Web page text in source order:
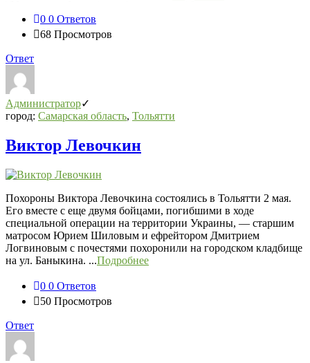
0 0 Ответов
68 Просмотров
Ответ
Администратор
город: Самарская область, Тольятти
Виктор Левочкин
Похороны Виктора Левочкина состоялись в Тольятти 2 мая.
Его вместе с еще двумя бойцами, погибшими в ходе
специальной операции на территории Украины, — старшим
матросом Юрием Шиловым и ефрейтором Дмитрием
Логвиновым с почестями похоронили на городском кладбище
на ул. Баныкина. ...Подробнее
0 0 Ответов
50 Просмотров
Ответ